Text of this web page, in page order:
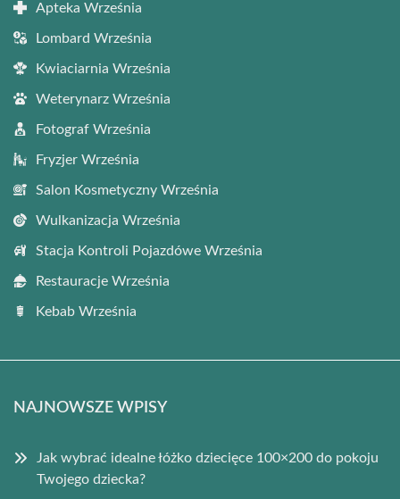
Apteka Września
Lombard Września
Kwiaciarnia Września
Weterynarz Września
Fotograf Września
Fryzjer Września
Salon Kosmetyczny Września
Wulkanizacja Września
Stacja Kontroli Pojazdówe Września
Restauracje Września
Kebab Września
NAJNOWSZE WPISY
Jak wybrać idealne łóżko dziecięce 100×200 do pokoju
Twojego dziecka?